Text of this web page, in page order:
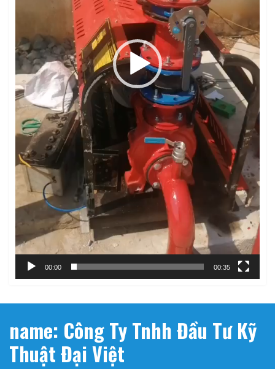
00:00 00:35
name: Công Ty Tnhh Đầu Tư Kỹ
Thuật Đại Việt